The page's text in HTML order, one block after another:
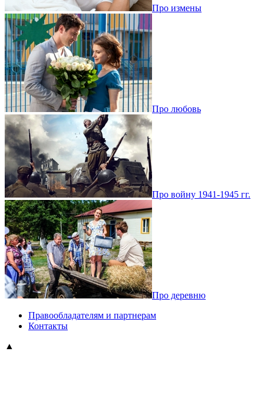
Про измены
Про любовь
Про войну 1941-1945 гг.
Про деревню
Правообладателям и партнерам
Контакты
▲